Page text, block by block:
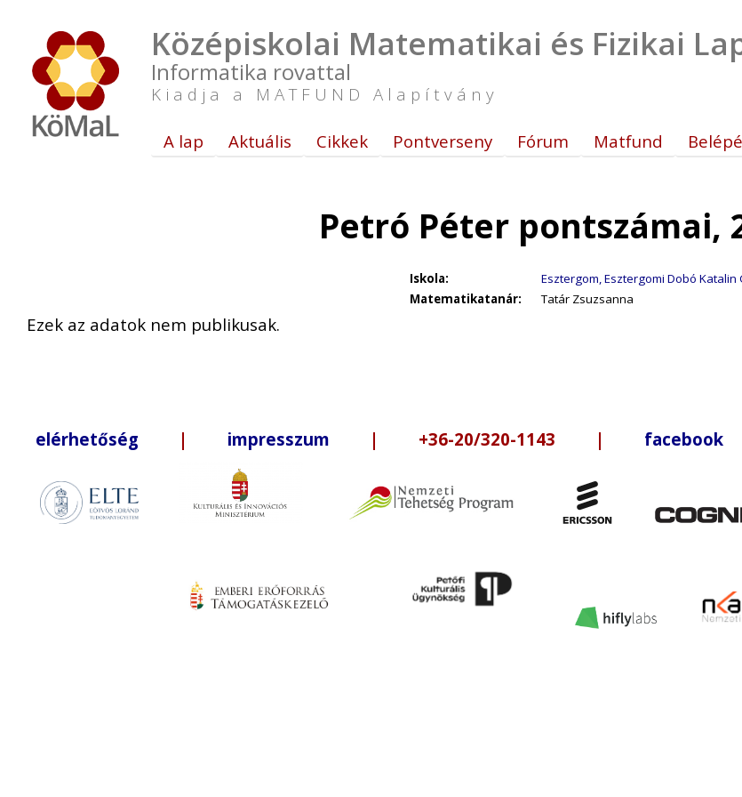
Középiskolai Matematikai és Fizikai
Informatika rovattal
Kiadja a MATFUND Alapítvány
A lap Aktuális Cikkek Pontverseny Fórum Matfund
Petró Péter pontszámai,
Iskola: Esztergom, Esztergomi Dobó Katalin
Matematikatanár:
Tatár Zsuzsanna
Ezek az adatok nem publikusak.
elérhetőség | impresszum | +36-20/320-1143 | facebook